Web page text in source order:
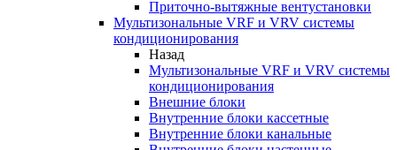
Приточно-вытяжные вентустановки
Мультизональные VRF и VRV системы
кондиционирования
Назад
Мультизональные VRF и VRV системы
кондиционирования
Внешние блоки
Внутренние блоки кассетные
Внутренние блоки канальные